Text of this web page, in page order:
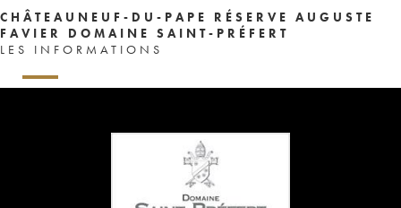
CHÂTEAUNEUF-DU-PAPE RÉSERVE AUGUSTE
FAVIER DOMAINE SAINT-PRÉFERT
LES INFORMATIONS